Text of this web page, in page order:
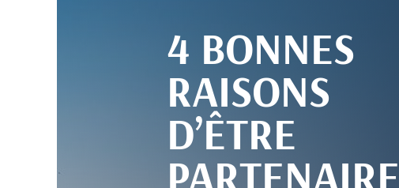
4 BONNES
RAISONS
D’ÊTRE